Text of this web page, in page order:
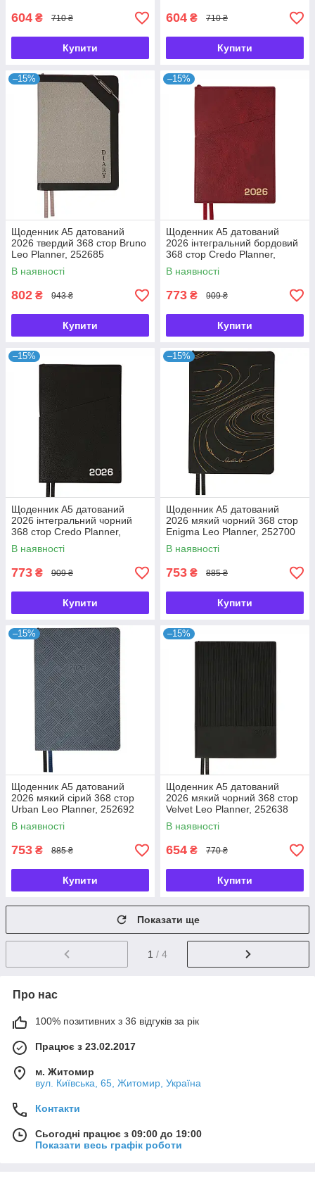
604 ₴ 710 ₴
Купити
604 ₴ 710 ₴
Купити
–15%
Щоденник А5 датований
2026 твердий 368 стор Bruno
Leo Planner, 252685
В наявності
802 ₴ 943 ₴
Купити
–15%
Щоденник А5 датований
2026 інтегральний бордовий
368 стор Credo Planner,
252645
В наявності
773 ₴ 909 ₴
Купити
–15%
Щоденник А5 датований
2026 інтегральний чорний
368 стор Credo Planner,
252647
В наявності
773 ₴ 909 ₴
Купити
–15%
Щоденник А5 датований
2026 мякий чорний 368 стор
Enigma Leo Planner, 252700
В наявності
753 ₴ 885 ₴
Купити
–15%
Щоденник А5 датований
2026 мякий сірий 368 стор
Urban Leo Planner, 252692
В наявності
753 ₴ 885 ₴
Купити
–15%
Щоденник А5 датований
2026 мякий чорний 368 стор
Velvet Leo Planner, 252638
В наявності
654 ₴ 770 ₴
Купити
Показати ще
1 / 4
Про нас
100% позитивних з 36 відгуків за рік
Працює з 23.02.2017
м. Житомир
вул. Київська, 65, Житомир, Україна
Контакти
Сьогодні працює з 09:00 до 19:00
Показати весь графік роботи